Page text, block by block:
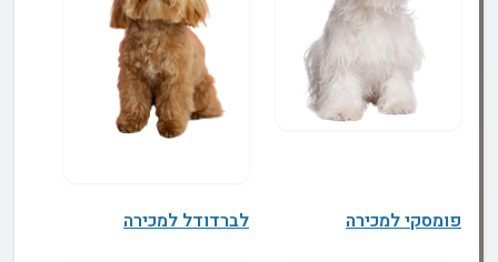
פומסקי למכירה לברדודל למכירה